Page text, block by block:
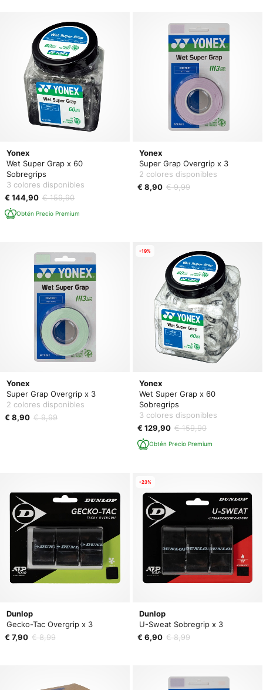
Yonex
Wet Super Grap x 60
Sobregrips
3 colores disponibles
€ 144,90 € 159,90
Obtén Precio Premium
Yonex
Super Grap Overgrip x 3
2 colores disponibles
€ 8,90 € 9,99
Yonex
Super Grap Overgrip x 3
2 colores disponibles
€ 8,90 € 9,99
Yonex
Wet Super Grap x 60
Sobregrips
3 colores disponibles
€ 129,90 € 159,90
Obtén Precio Premium
-19%
Dunlop
Gecko-Tac Overgrip x 3
€ 7,90 € 8,99
Dunlop
U-Sweat Sobregrip x 3
€ 6,90 € 8,99
-23%